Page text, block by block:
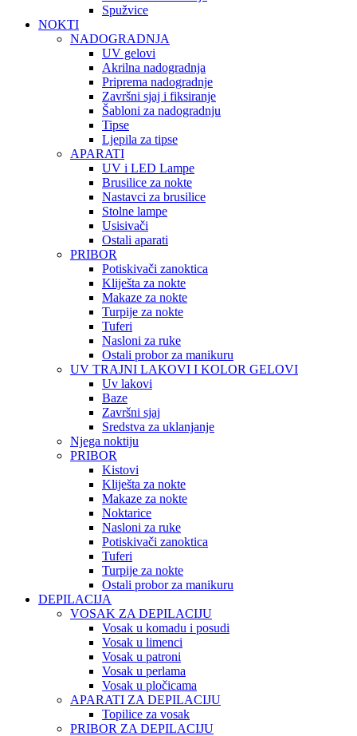
Spužvice
NOKTI
NADOGRADNJA
UV gelovi
Akrilna nadogradnja
Priprema nadogradnje
Završni sjaj i fiksiranje
Šabloni za nadogradnju
Tipse
Ljepila za tipse
APARATI
UV i LED Lampe
Brusilice za nokte
Nastavci za brusilice
Stolne lampe
Usisivači
Ostali aparati
PRIBOR
Potiskivači zanoktica
Kliješta za nokte
Makaze za nokte
Turpije za nokte
Tuferi
Nasloni za ruke
Ostali probor za manikuru
UV TRAJNI LAKOVI I KOLOR GELOVI
Uv lakovi
Baze
Završni sjaj
Sredstva za uklanjanje
Njega noktiju
PRIBOR
Kistovi
Kliješta za nokte
Makaze za nokte
Noktarice
Nasloni za ruke
Potiskivači zanoktica
Tuferi
Turpije za nokte
Ostali probor za manikuru
DEPILACIJA
VOSAK ZA DEPILACIJU
Vosak u komadu i posudi
Vosak u limenci
Vosak u patroni
Vosak u perlama
Vosak u pločicama
APARATI ZA DEPILACIJU
Topilice za vosak
PRIBOR ZA DEPILACIJU